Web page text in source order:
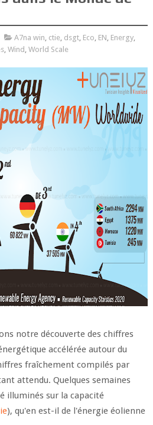
A7na win, ctie, dsgt, Eco, EN, Energy,
, Wind , World Scale
notre découverte des chiffres
accélérée autour du
fraîchement compilés par
attendu. Quelques semaines
illuminés sur la capacité
), qu'en est-il de l'énergie éolienne